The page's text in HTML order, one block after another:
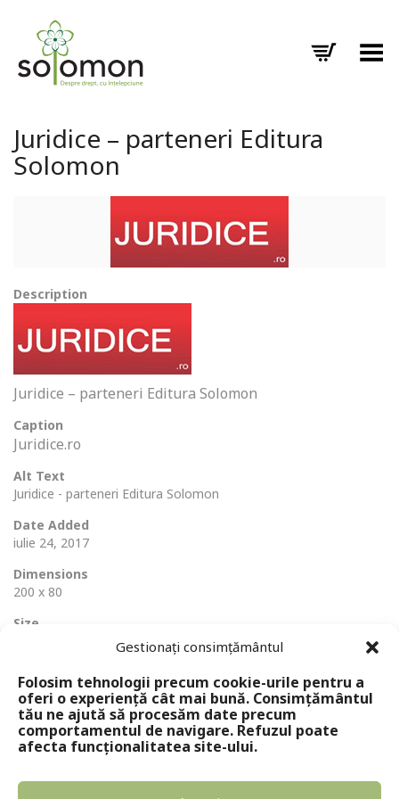
Gestionați consimțământul
Folosim tehnologii precum cookie-urile pentru a
oferi o experiență cât mai bună. Consimțământul
tău ne ajută să procesăm date precum
comportamentul de navigare. Refuzul poate
afecta funcționalitatea site-ului.
Toggle Menu
Juridice – parteneri Editura
Solomon
Description
Juridice – parteneri Editura Solomon
Caption
Juridice.ro
Alt Text
Juridice - parteneri Editura Solomon
Date Added
iulie 24, 2017
Dimensions
200 x 80
Size